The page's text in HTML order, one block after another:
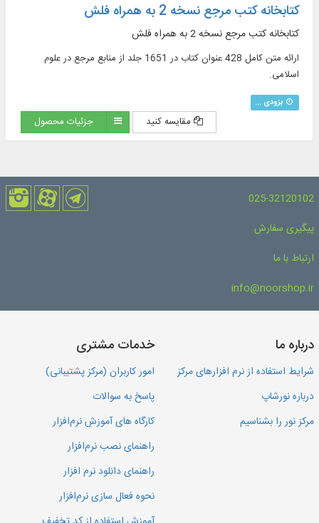
کتابخانه کتب مرجع نسخه 2 به همراه فلش
کتابخانه کتب مرجع نسخه 2 به همراه فلش
ارائه متن کامل 428 عنوان کتاب در 1651 جلد از منابع مرجع در علوم
اسلامی.
بزودی ...
مقایسه کنید جزئیات محصول
025-32120102
پیگیری سفارش
ارتباط با ما
info@noorshop.ir
درباره ما
شرایط استفاده از نرم افزارهای مرکز
درباره نورشاپ
مرکز نور را بشناسیم
خدمات مشتری
امور کاربران (مرکز پشتیبانی)
پاسخ به سوالات
کارگاه های آموزش نرم‌افزار
راهنمای نصب نرم‌افزار
راهنمای دانلود نرم افزار
نحوه فعال سازی نرم‌افزار